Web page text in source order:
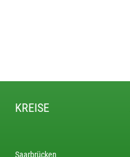
KREISE
Saarbrücken